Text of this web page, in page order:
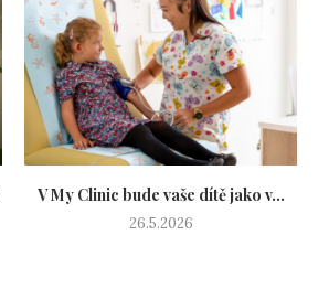
V My Clinic bude vaše dítě jako v...
26.5.2026